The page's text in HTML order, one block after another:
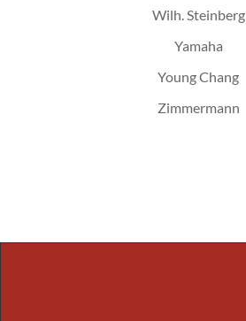
Wilh. Steinberg
Yamaha
Young Chang
Zimmermann